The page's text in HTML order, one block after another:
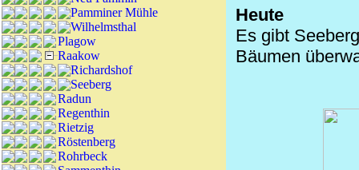
Pamminer Mühle
Wilhelmsthal
Plagow
Raakow
Richardshof
Seeberg
Radun
Regenthin
Rietzig
Röstenberg
Rohrbeck
Heute
Es gibt
Bäumen